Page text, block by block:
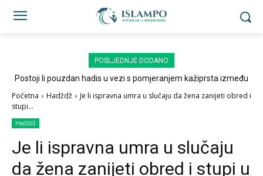
POSLJEDNJE DODANO
Postoji li pouzdan hadis u vezi s pomjeranjem kažiprsta između
Početna Hadždž
Je li ispravna umra u slučaju da žena zanijeti obred i
stupi...
Hadždž
Je li ispravna umra u slučaju
da žena zanijeti obred i stupi u